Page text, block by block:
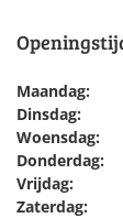
Maandag:
Dinsdag:
Woensdag:
Donderdag:
Vrijdag:
Zaterdag: